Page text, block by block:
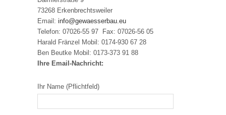
73268 Erkenbrechtsweiler
Email: info@gewaesserbau.eu
Telefon: 07026-55 97 Fax: 07026-56 05
Harald Fränzel Mobil: 0174-930 67 28
Ben Beutke Mobil: 0173-373 91 88
Ihre Email-Nachricht:
Ihr Name (Pflichtfeld)